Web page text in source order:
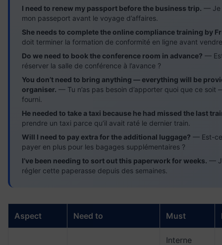
I need to renew my passport before the business trip. — Je
mon passeport avant le voyage d’affaires.
She needs to complete the online compliance training by
doit terminer la formation de conformité en ligne avant
Do we need to book the conference room in advance? —
réserver la salle de conférence à l’avance ?
You don’t need to bring anything — everything will be
organiser. — Tu n’as pas besoin d’apporter quoi que ce soit
fourni.
He needed to take a taxi because he had missed the last
prendre un taxi parce qu’il avait raté le dernier train.
Will I need to pay extra for the additional luggage? — Est-
payer en plus pour les bagages supplémentaires ?
I’ve been needing to sort out this paperwork for weeks. —
régler cette paperasse depuis des semaines.
Aspect Need to Must
Interne